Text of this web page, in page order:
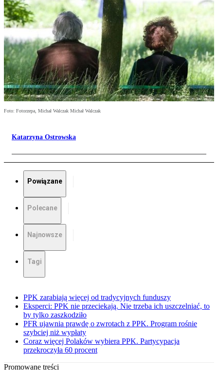
Foto: Fotorzepa, Michał Walczak Michał Walczak
Katarzyna Ostrowska
Powiązane
Polecane
Najnowsze
Tagi
PPK zarabiają więcej od tradycyjnych funduszy
Eksperci: PPK nie przeciekają. Nie trzeba ich uszczelniać, to
by tylko zaszkodziło
PFR ujawnia prawdę o zwrotach z PPK. Program rośnie
szybciej niż wypłaty
Coraz więcej Polaków wybiera PPK. Partycypacja
przekroczyła 60 procent
Promowane treści